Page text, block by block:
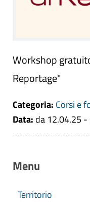
Workshop
Reportage"
Categoria: Corsi e
Data: da 12.04.25
Menu
Territorio